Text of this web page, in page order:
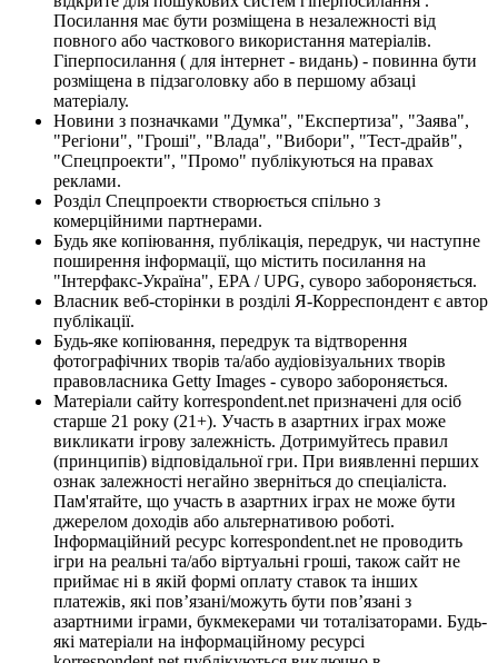
Посилання має бути розміщена в незалежності від
повного або часткового використання матеріалів.
Гіперпосилання ( для інтернет - видань) - повинна бути
розміщена в підзаголовку або в першому абзаці
матеріалу.
Новини з позначками "Думка", "Експертиза", "Заява",
"Регіони", "Гроші", "Влада", "Вибори", "Тест-драйв",
"Спецпроекти", "Промо" публікуються на правах
реклами.
Розділ Спецпроекти створюється спільно з
комерційними партнерами.
Будь яке копіювання, публікація, передрук, чи наступне
поширення інформації, що містить посилання на
"Інтерфакс-Україна", EPA / UPG, суворо забороняється.
Власник веб-сторінки в розділі Я-Корреспондент є автор
публікації.
Будь-яке копіювання, передрук та відтворення
фотографічних творів та/або аудіовізуальних творів
правовласника Getty Images - суворо забороняється.
Матеріали сайту korrespondent.net призначені для осіб
старше 21 року (21+). Участь в азартних іграх може
викликати ігрову залежність. Дотримуйтесь правил
(принципів) відповідальної гри. При виявленні перших
ознак залежності негайно зверніться до спеціаліста.
Пам'ятайте, що участь в азартних іграх не може бути
джерелом доходів або альтернативою роботі.
Інформаційний ресурс korrespondent.net не проводить
ігри на реальні та/або віртуальні гроші, також сайт не
приймає ні в якій формі оплату ставок та інших
платежів, які пов’язані/можуть бути пов’язані з
азартними іграми, букмекерами чи тоталізаторами. Будь-
які матеріали на інформаційному ресурсі